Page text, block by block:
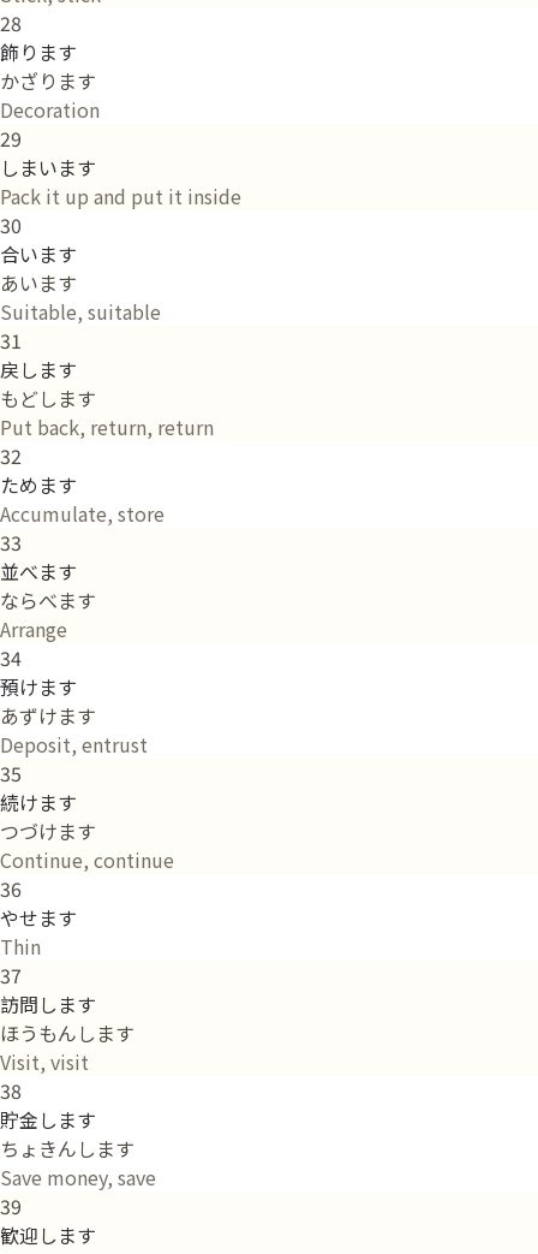
28
飾ります
かざります
Decoration
29
しまいます
Pack it up and put it inside
30
合います
あいます
Suitable, suitable
31
戻します
もどします
Put back, return, return
32
ためます
Accumulate, store
33
並べます
ならべます
Arrange
34
預けます
あずけます
Deposit, entrust
35
続けます
つづけます
Continue, continue
36
やせます
Thin
37
訪問します
ほうもんします
Visit, visit
38
貯金します
ちょきんします
Save money, save
39
歓迎します